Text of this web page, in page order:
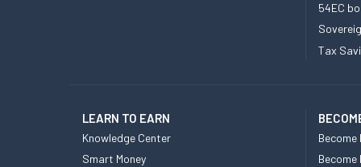
54EC
Tax
LEARN TO EARN
Knowledge Center
Smart Money
Become
Become